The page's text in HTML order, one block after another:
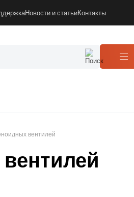
Новости и статьиКонтакты
вентилей